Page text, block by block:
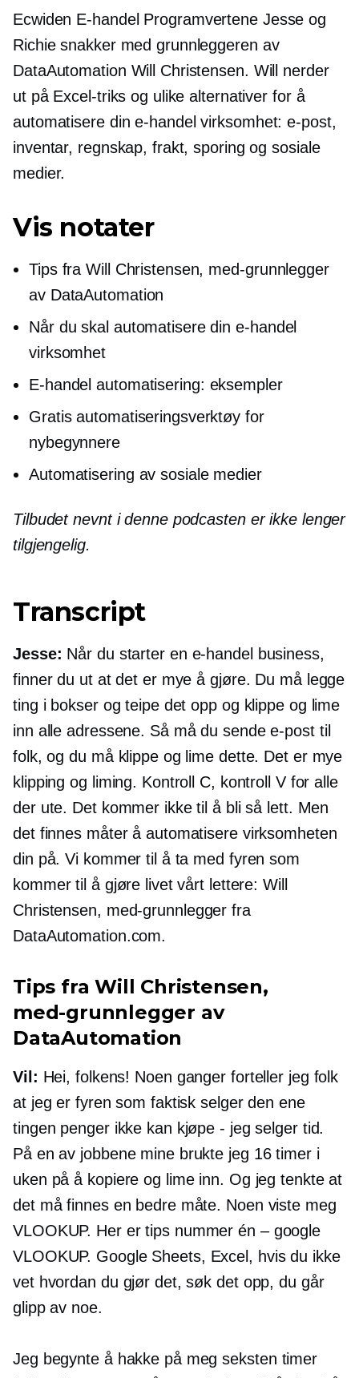
Ecwiden E-handel Programvertene Jesse og
Richie snakker med grunnleggeren av
DataAutomation Will Christensen. Will nerder
ut på Excel-triks og ulike alternativer for å
automatisere dine-handel virksomhet: e-post,
inventar, regnskap, frakt, sporing og sosiale
medier.
Vis notater
Tips fra Will Christensen, med-grunnlegger
av DataAutomation
Når du skal automatisere dine-handel
virksomhet
E-handel automatisering: eksempler
Gratis automatiseringsverktøy for
nybegynnere
Automatisering av sosiale medier
Tilbudet nevnt i denne podcasten er ikke lenger
tilgjengelig.
Transcript
Jesse: Når du starter en e-handel business,
finner du ut at det er mye å gjøre. Du må legge
ting i bokser og teipe det opp og klippe og lime
inn alle adressene. Så må du sende e-post til
folk, og du må klippe og lime dette. Det er mye
klipping og liming. Kontroll C, kontroll V for alle
der ute. Det kommer ikke til å bli så lett. Men
det finnes måter å automatisere virksomheten
din på. Vi kommer til å ta med fyren som
kommer til å gjøre livet vårt lettere: Will
Christensen, med-grunnlegger fra
DataAutomation.com.
Tips fra Will Christensen,
med-grunnlegger av
DataAutomation
Vil: Hei, folkens! Noen ganger forteller jeg folk
at jeg er fyren som faktisk selger den ene
tingen penger ikke kan kjøpe - jeg selger tid.
På en av jobbene mine brukte jeg 16 timer i
uken på å kopiere og lime inn. Og jeg tenkte at
det må finnes en bedre måte. Noen viste meg
VLOOKUP. Her er tips nummer én – google
VLOOKUP. Google Sheets, Excel, hvis du ikke
vet hvordan du gjør det, søk det opp, du går
glipp av noe.
Jeg begynte å hakke på megseksten timer